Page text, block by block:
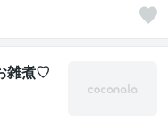
雑煮♡